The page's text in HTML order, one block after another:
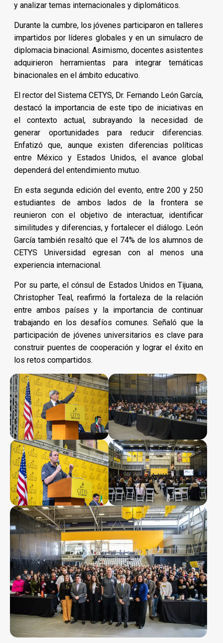
y analizar temas internacionales y diplomáticos.
Durante la cumbre, los jóvenes participaron en talleres
impartidos por líderes globales y en un simulacro de
diplomacia binacional. Asimismo, docentes asistentes
adquirieron herramientas para integrar temáticas
binacionales en el ámbito educativo.
El rector del Sistema CETYS, Dr. Fernando León García,
destacó la importancia de este tipo de iniciativas en
el contexto actual, subrayando la necesidad de
generar oportunidades para reducir diferencias.
Enfatizó que, aunque existen diferencias políticas
entre México y Estados Unidos, el avance global
dependerá del entendimiento mutuo.
En esta segunda edición del evento, entre 200 y 250
estudiantes de ambos lados de la frontera se
reunieron con el objetivo de interactuar, identificar
similitudes y diferencias, y fortalecer el diálogo. León
García también resaltó que el 74% de los alumnos de
CETYS Universidad egresan con al menos una
experiencia internacional.
Por su parte, el cónsul de Estados Unidos en Tijuana,
Christopher Teal, reafirmó la fortaleza de la relación
entre ambos países y la importancia de continuar
trabajando en los desafíos comunes. Señaló que la
participación de jóvenes universitarios es clave para
construir puentes de cooperación y lograr el éxito en
los retos compartidos.